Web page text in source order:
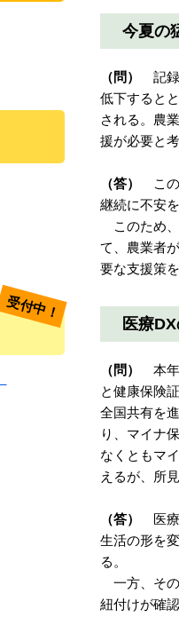
今夏の
（問） 記
低下すると
される。農
援が必要と
（答）
こ
継続に不安
このため、
て、農業者
要な支援策
医療
（問）
本年
と健康保険
全国共有を
り、マイナ
なくともマ
えるが、所
（答） 医
生活の形を
る。
一方、その
紐付けが確
受付中！